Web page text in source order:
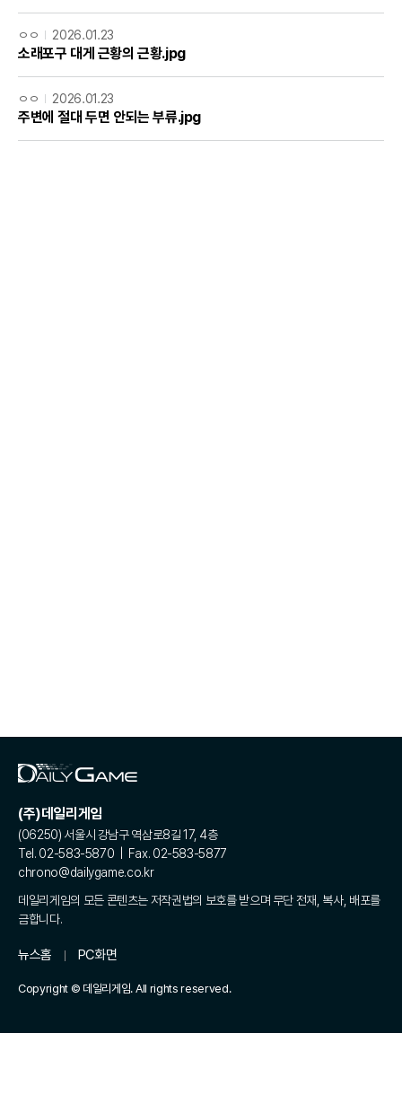
ㅇㅇ 2026.01.23
소래포구 대게 근황의 근황.jpg
ㅇㅇ 2026.01.23
주변에 절대 두면 안되는 부류.jpg
(주)데일리게임
(06250) 서울시 강남구 역삼로8길 17, 4층
Tel. 02-583-5870 | Fax. 02-583-5877
chrono@dailygame.co.kr
데일리게임의 모든 콘텐츠는 저작권법의 보호를 받으며 무단 전재, 복사, 배포를
금합니다.
뉴스홈 PC화면
Copyright © 데일리게임. All rights reserved.